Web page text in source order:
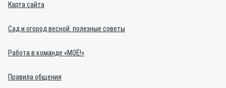
Карта сайта
Сад и огород весной: полезные советы
Работа в команде «МОЁ!»
Правила общения